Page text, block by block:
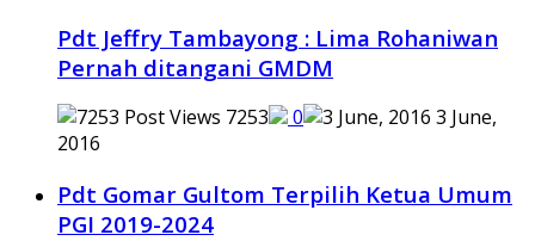
Pdt Jeffry Tambayong : Lima Rohaniwan
Pernah ditangani GMDM
7253 0
3 June,
2016
Pdt Gomar Gultom Terpilih Ketua Umum
PGI 2019-2024